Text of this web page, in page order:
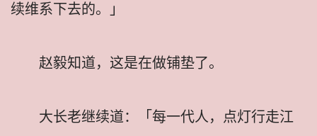
续维系下去的。」
赵毅知道，这是在做铺垫了。
大长老继续道：「每一代人，点灯行走江